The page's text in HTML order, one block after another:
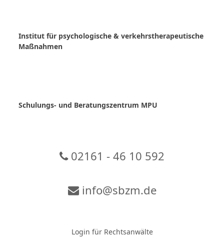
Institut für psychologische & verkehrstherapeutische
Maßnahmen
Schulungs- und Beratungszentrum MPU
02161 - 46 10 592
info@sbzm.de
Login für Rechtsanwälte